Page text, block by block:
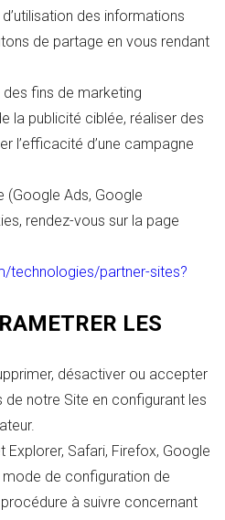
des informations
de partage en vous rendant
fins de marketing
la publicité ciblée, réaliser des
l’efficacité d’une campagne
(Google Ads, Google
rendez-vous sur la page
technologies/partner-sites?
LES
désactiver ou accepter
notre Site en configurant les
Explorer, Safari, Firefox, Google
de configuration de
à suivre concernant